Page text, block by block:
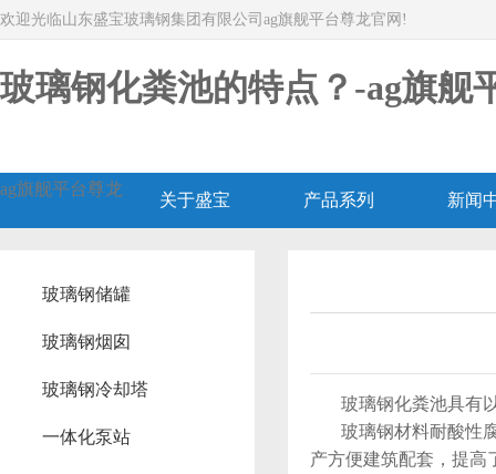
欢迎光临山东盛宝玻璃钢集团有限公司ag旗舰平台尊龙官网!
玻璃钢化粪池的特点？-ag旗舰
ag旗舰平台尊龙
关于盛宝 产品系列 新闻
玻璃钢储罐
玻璃钢烟囱
玻璃钢冷却塔
一体化泵站
玻璃钢化粪池具有
玻璃钢材料耐酸性腐
产方便建筑配套，提高